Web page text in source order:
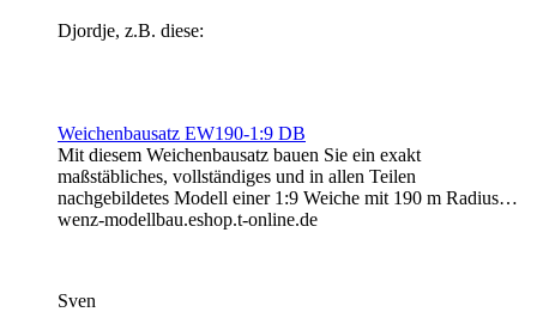
Djordje, z.B. diese:
Weichenbausatz EW190-1:9 DB
Mit diesem Weichenbausatz bauen Sie ein exakt
maßstäbliches, vollständiges und in allen Teilen
nachgebildetes Modell einer 1:9 Weiche mit 190 m Radius…
wenz-modellbau.eshop.t-online.de
Sven